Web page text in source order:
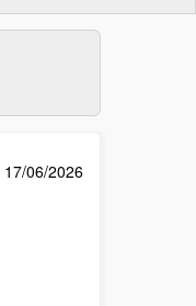
17/06/2026